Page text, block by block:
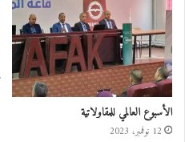
الأسبوع العالمي للمقاولاتية
12 نوفمبر، 2023